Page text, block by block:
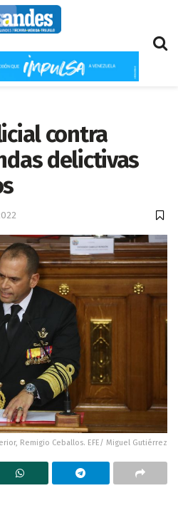
contra
delictivas
Remigio Ceballos. EFE/ Miguel Gutiérrez